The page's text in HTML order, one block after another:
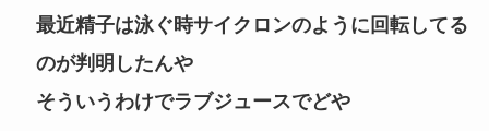
最近精子は泳ぐ時サイクロンのように回転してる
のが判明したんや
そういうわけでラブジュースでどや